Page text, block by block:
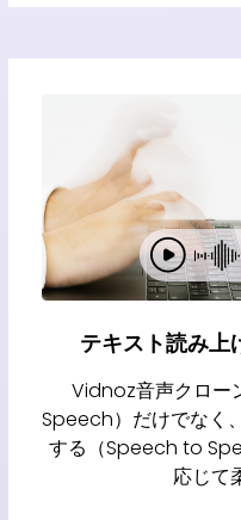
テキスト読み上
Vidnoz音声クロー
Speech）だけでなく
する（Speech to
応じて